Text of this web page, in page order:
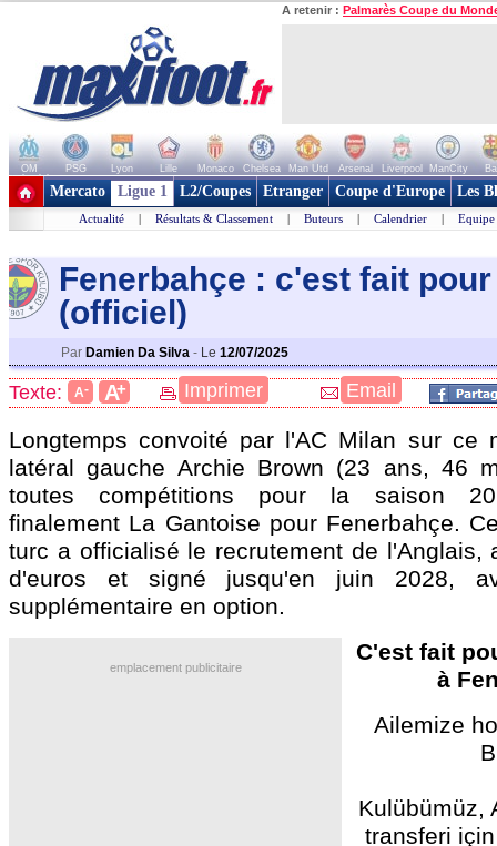
A retenir : Palmarès Coupe du
OM PSG Lyon Lille Monaco Chelsea Man Utd Arsenal Liverpool ManCity
+ de clubs
Mercato Ligue 1 L2/Coupes Etranger Coupe d'Europe Les
Actualité | Résultats & Classement | Buteurs | Calendrier | Equipe
Fenerbahçe : c'est fait
(officiel)
Par Damien Da Silva - Le 12/07/2025
Texte: A- A+ Imprimer Email
Longtemps convoité par l'AC Milan sur ce
latéral gauche Archie Brown (23 ans, 46
toutes compétitions pour la saison
finalement La Gantoise pour Fenerbahçe.
turc a officialisé le recrutement de l'Anglais,
d'euros et signé jusqu'en juin 2028,
supplémentaire en option.
emplacement publicitaire
C'est fait
à
Ailemize
Kulübümüz,
transferi